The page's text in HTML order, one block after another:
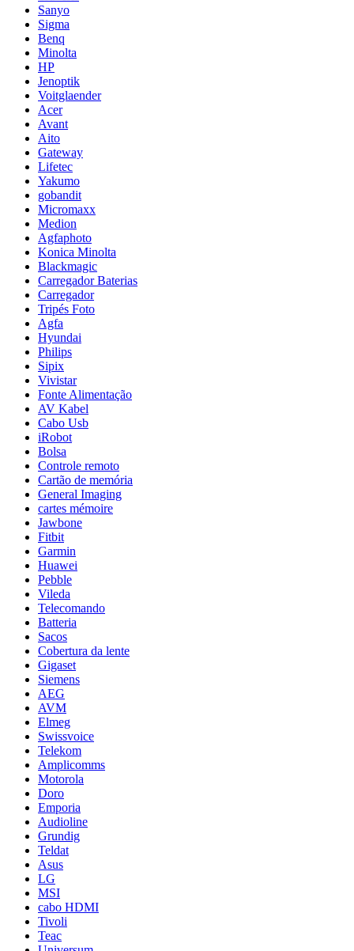
Sanyo
Sigma
Benq
Minolta
HP
Jenoptik
Voitglaender
Acer
Avant
Aito
Gateway
Lifetec
Yakumo
gobandit
Micromaxx
Medion
Agfaphoto
Konica Minolta
Blackmagic
Carregador Baterias
Carregador
Tripés Foto
Agfa
Hyundai
Philips
Sipix
Vivistar
Fonte Alimentação
AV Kabel
Cabo Usb
iRobot
Bolsa
Controle remoto
Cartão de memória
General Imaging
cartes mémoire
Jawbone
Fitbit
Garmin
Huawei
Pebble
Vileda
Telecomando
Batteria
Sacos
Cobertura da lente
Gigaset
Siemens
AEG
AVM
Elmeg
Swissvoice
Telekom
Amplicomms
Motorola
Doro
Emporia
Audioline
Grundig
Teldat
Asus
LG
MSI
cabo HDMI
Tivoli
Teac